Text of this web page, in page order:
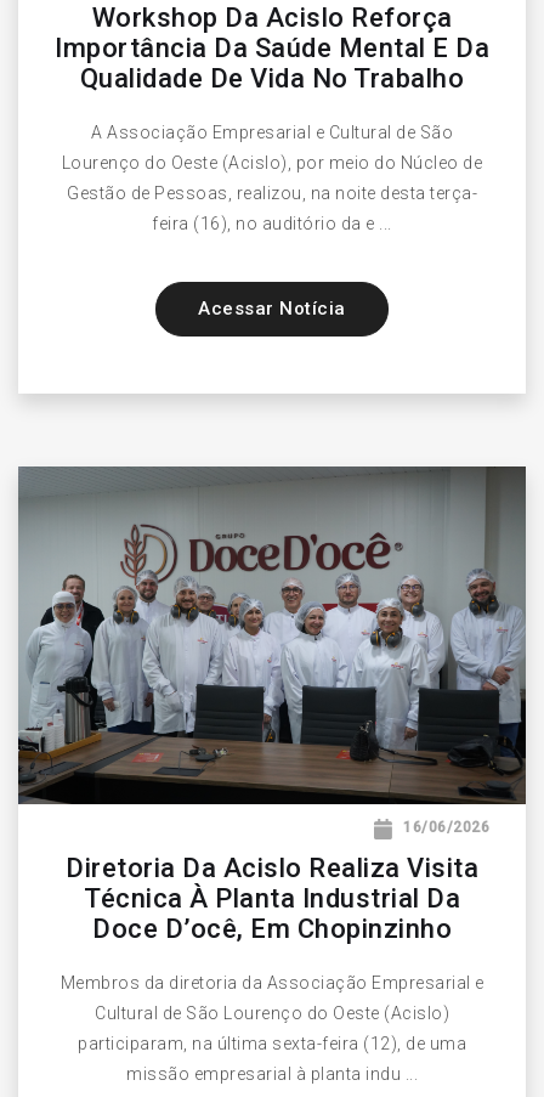
Workshop Da Acislo Reforça
Importância Da Saúde Mental E Da
Qualidade De Vida No Trabalho
A Associação Empresarial e Cultural de São
Lourenço do Oeste (Acislo), por meio do Núcleo de
Gestão de Pessoas, realizou, na noite desta terça-
feira (16), no auditório da e ...
Acessar Notícia
16/06/2026
Diretoria Da Acislo Realiza Visita
Técnica À Planta Industrial Da
Doce D’ocê, Em Chopinzinho
Membros da diretoria da Associação Empresarial e
Cultural de São Lourenço do Oeste (Acislo)
participaram, na última sexta-feira (12), de uma
missão empresarial à planta indu ...